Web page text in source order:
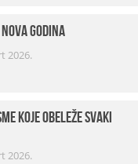
godina
2026.
koje obeleže svaki
2026.